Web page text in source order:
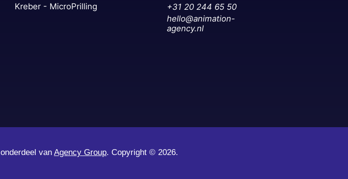
Kreber - MicroPrilling
+31 20 244 65 50‬
hello@animation-
agency.nl
van Agency Group. Copyright © 2026.